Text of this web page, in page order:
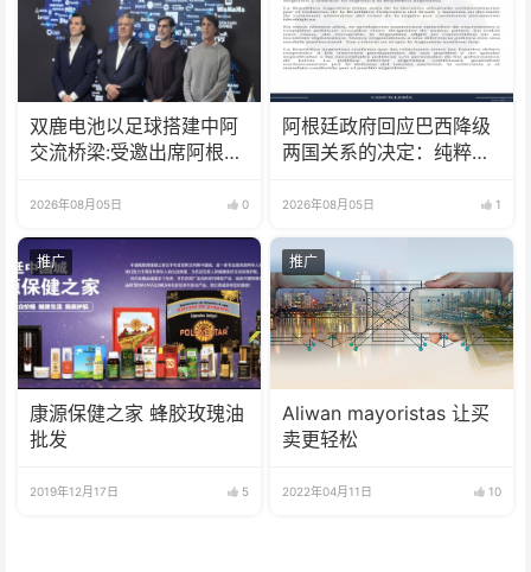
双鹿电池以足球搭建中阿
交流桥梁:受邀出席阿根廷
2026年08月05日 0
阿根廷政府回应巴西降级
两国关系的决定：纯粹意
2026年08月05日 1
推广
康源保健之家 蜂胶玫瑰油
批发
2019年12月17日 5
推广
Aliwan mayoristas 让买
卖更轻松
2022年04月11日 10